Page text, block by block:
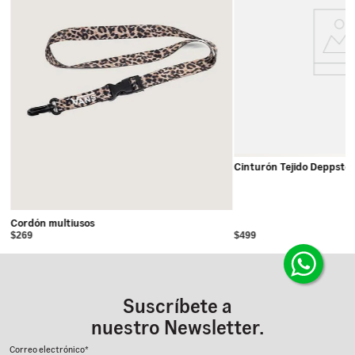
Cordón multiusos
$269
Cinturón Tejido Deppster
$499
Suscríbete a
nuestro Newsletter.
Correo electrónico*